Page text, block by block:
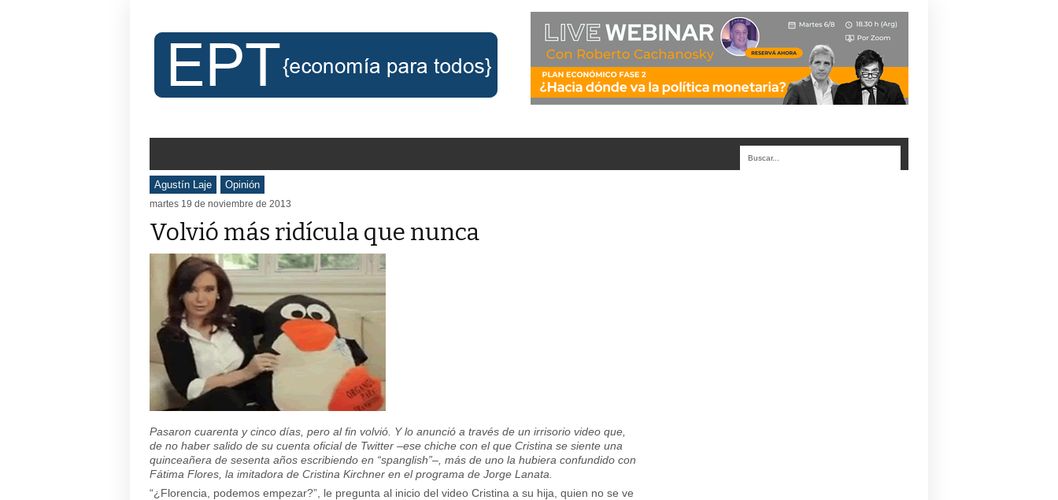
Agustín Laje Opinión
martes 19 de noviembre de 2013
Volvió más ridícula que nunca
Pasaron cuarenta y cinco días, pero al fin volvió. Y lo anunció a través de un irrisorio video que,
de no haber salido de su cuenta oficial de Twitter –ese chiche con el que Cristina se siente una
quinceañera de sesenta años escribiendo en “spanglish”–, más de uno la hubiera confundido con
Fátima Flores, la imitadora de Cristina Kirchner en el programa de Jorge Lanata.
“¿Florencia, podemos empezar?”, le pregunta al inicio del video Cristina a su hija, quien no se ve